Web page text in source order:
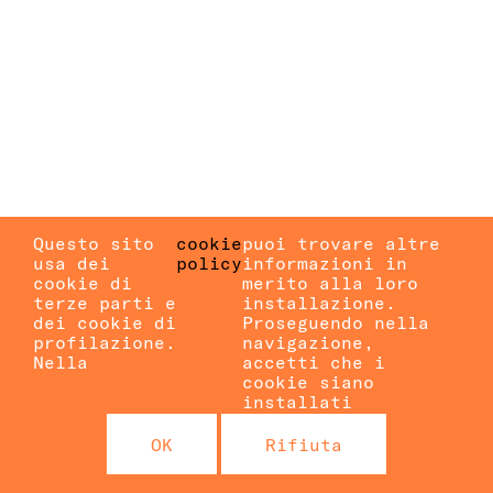
Questo sito
usa dei
cookie di
terze parti e
dei cookie di
profilazione.
Nella
cookie
policy
puoi trovare altre
informazioni in
merito alla loro
installazione.
Proseguendo nella
navigazione,
accetti che i
cookie siano
installati
OK Rifiuta